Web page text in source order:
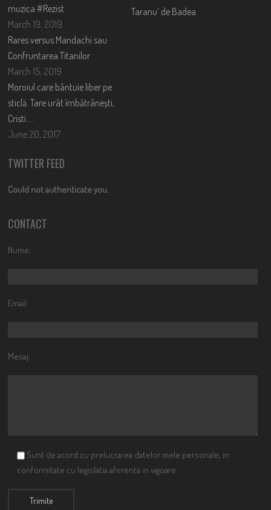
muzica #Rezist
March 19, 2019
Rares versus Mandachi sau
Confruntarea Titanilor
March 15, 2019
Moroiul care bântuie liber pe
sticlă. Tare urât îmbătrânești,
Cristi….
June 20, 2017
Taranu’ de Badea
TWITTER FEED
Could not authenticate you.
CONTACT
Nume:
Email:
Mesaj:
Sunt de acord cu prelucrarea datelor mele personale, in
conformitate cu legislatia aferenta in vigoare